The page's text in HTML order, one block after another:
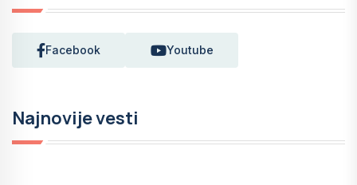
Facebook Youtube
Najnovije vesti